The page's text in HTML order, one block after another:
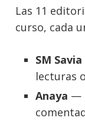
Las 11
curso, cada
SM Savia
lecturas
Anaya —